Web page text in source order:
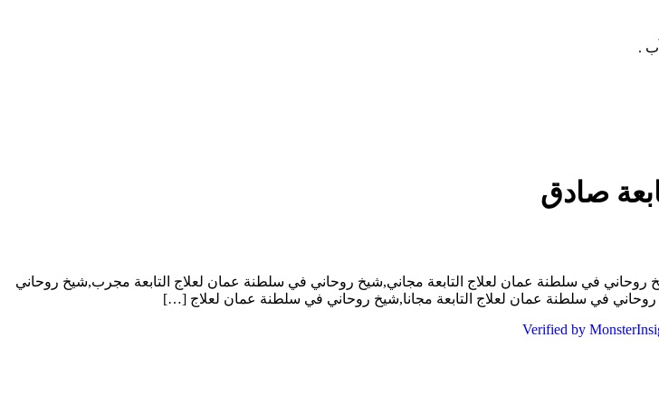
صادق
في سلطنة عمان لعلاج التابعة مجاني,شيخ روحاني في سلطنة عمان لعلاج التابعة مجرب,شيخ روحاني
في سلطنة عمان لعلاج التابعة مجانا,شيخ روحاني في سلطنة عمان لعلاج […]